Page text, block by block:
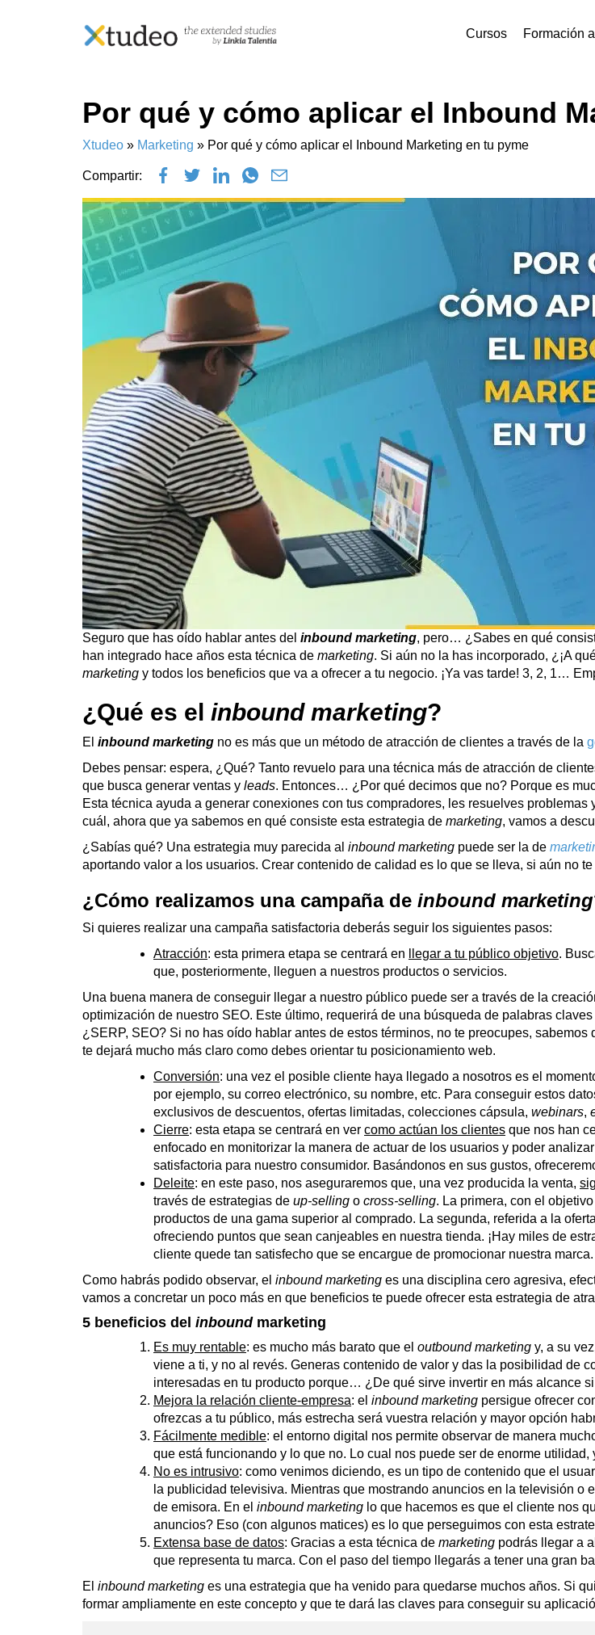
Cursos Formación
Por qué y cómo aplicar el Inbound
Xtudeo » Marketing » Por qué y cómo aplicar el Inbound Marketing en tu pyme
Compartir:
Seguro que has oído hablar antes del inbound marketing, pero… ¿Sabes en qué
han integrado hace años esta técnica de marketing. Si aún no la has incorporado, ¿¡A
marketing y todos los beneficios que va a ofrecer a tu negocio. ¡Ya vas tarde! 3, 2, 1…
¿Qué es el inbound marketing?
El inbound marketing no es más que un método de atracción de clientes a través de la
Debes pensar: espera, ¿Qué? Tanto revuelo para una técnica más de atracción de
que busca generar ventas y leads. Entonces… ¿Por qué decimos que no? Porque es
Esta técnica ayuda a generar conexiones con tus compradores, les resuelves problemas
cuál, ahora que ya sabemos en qué consiste esta estrategia de marketing, vamos a
¿Sabías qué? Una estrategia muy parecida al inbound marketing puede ser la de
aportando valor a los usuarios. Crear contenido de calidad es lo que se lleva, si aún no
¿Cómo realizamos una campaña de inbound marketing
Si quieres realizar una campaña satisfactoria deberás seguir los siguientes pasos:
Atracción: esta primera etapa se centrará en llegar a tu público objetivo.
que, posteriormente, lleguen a nuestros productos o servicios.
Una buena manera de conseguir llegar a nuestro público puede ser a través de la
optimización de nuestro SEO. Este último, requerirá de una búsqueda de palabras
¿SERP, SEO? Si no has oído hablar antes de estos términos, no te preocupes,
te dejará mucho más claro como debes orientar tu posicionamiento web.
Conversión: una vez el posible cliente haya llegado a nosotros es el
por ejemplo, su correo electrónico, su nombre, etc. Para conseguir estos
exclusivos de descuentos, ofertas limitadas, colecciones cápsula, webinars,
Cierre: esta etapa se centrará en ver como actúan los clientes que nos han
enfocado en monitorizar la manera de actuar de los usuarios y poder
satisfactoria para nuestro consumidor. Basándonos en sus gustos,
Deleite: en este paso, nos aseguraremos que, una vez producida la venta,
través de estrategias de up-selling o cross-selling. La primera, con el
productos de una gama superior al comprado. La segunda, referida a la
ofreciendo puntos que sean canjeables en nuestra tienda. ¡Hay miles de
cliente quede tan satisfecho que se encargue de promocionar nuestra marca.
Como habrás podido observar, el inbound marketing es una disciplina cero agresiva,
vamos a concretar un poco más en que beneficios te puede ofrecer esta estrategia de
5 beneficios del inboundmarketing
Es muy rentable: es mucho más barato que el outbound marketing y, a su
viene a ti, y no al revés. Generas contenido de valor y das la posibilidad de
interesadas en tu producto porque… ¿De qué sirve invertir en más alcance
Mejora la relación cliente-empresa: el inbound marketing persigue ofrecer
ofrezcas a tu público, más estrecha será vuestra relación y mayor opción
Fácilmente medible: el entorno digital nos permite observar de manera
que está funcionando y lo que no. Lo cual nos puede ser de enorme
No es intrusivo: como venimos diciendo, es un tipo de contenido que el
la publicidad televisiva. Mientras que mostrando anuncios en la televisión
de emisora. En el inbound marketing lo que hacemos es que el cliente nos
anuncios? Eso (con algunos matices) es lo que perseguimos con esta
Extensa base de datos: Gracias a esta técnica de marketing podrás llegar a
que representa tu marca. Con el paso del tiempo llegarás a tener una gran
El inbound marketing es una estrategia que ha venido para quedarse muchos años. Si
formar ampliamente en este concepto y que te dará las claves para conseguir su